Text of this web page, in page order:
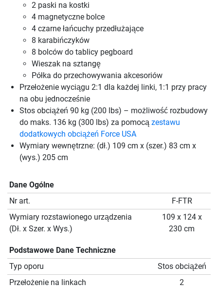
2 paski na kostki
4 magnetyczne bolce
4 czarne łańcuchy przedłużające
8 karabińczyków
8 bolców do tablicy pegboard
Wieszak na sztangę
Półka do przechowywania akcesoriów
Przełożenie wyciągu 2:1 dla każdej linki, 1:1 przy pracy
na obu jednocześnie
Stos obciążeń 90 kg (200 lbs) – możliwość rozbudowy
do maks. 136 kg (300 lbs) za pomocą zestawu
dodatkowych obciążeń Force USA
Wymiary wewnętrzne: (dł.) 109 cm x (szer.) 83 cm x
(wys.) 205 cm
Dane Ogólne
Nr art.
F-FTR
Wymiary rozstawionego urządzenia
(Dł. x Szer. x Wys.)
109 x 124 x
230 cm
Podstawowe Dane Techniczne
Typ oporu
Stos obciążeń
Przełożenie na linkach
2